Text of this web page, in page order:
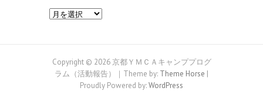
ア
ブ
Copyright © 2026 京都ＹＭＣＡキャンププログ
ラム（活動報告）｜Theme by: Theme Horse |
Proudly Powered by:WordPress